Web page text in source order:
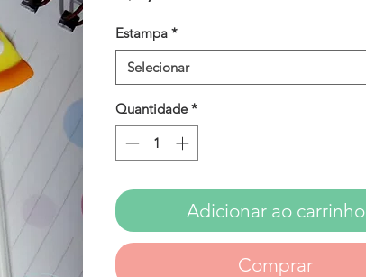
Estampa *
Selecionar
Quantidade *
Adicionar ao carrinho
Comprar